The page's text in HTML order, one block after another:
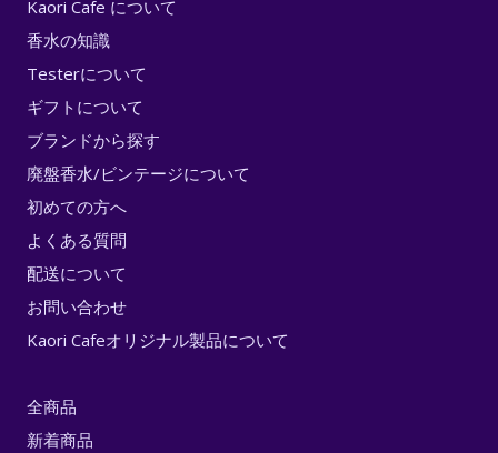
Kaori Cafe について
香水の知識
Testerについて
ギフトについて
ブランドから探す
廃盤香水/ビンテージについて
初めての方へ
よくある質問
配送について
お問い合わせ
Kaori Cafeオリジナル製品について
全商品
新着商品